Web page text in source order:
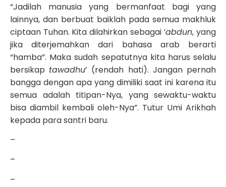
“Jadilah manusia yang bermanfaat bagi yang
lainnya, dan berbuat baiklah pada semua makhluk
ciptaan Tuhan. Kita dilahirkan sebagai ‘abdun, yang
jika diterjemahkan dari bahasa arab berarti
“hamba”. Maka sudah sepatutnya kita harus selalu
bersikap tawadhu’ (rendah hati). Jangan pernah
bangga dengan apa yang dimiliki saat ini karena itu
semua adalah titipan-Nya, yang sewaktu-waktu
bisa diambil kembali oleh-Nya”. Tutur Umi Arikhah
kepada para santri baru.
–
–
–